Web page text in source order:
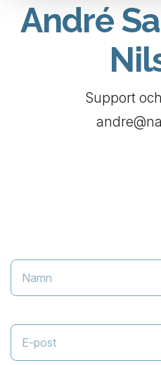
André
Support